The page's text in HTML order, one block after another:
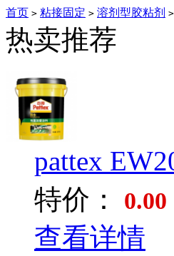
首页 > 粘接固定 > 溶剂型胶粘剂 >
热卖推荐
pattex
特价：
0.00
查看详情